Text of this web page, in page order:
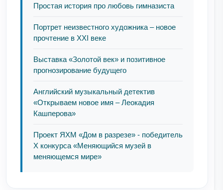
Простая история про любовь гимназиста
Портрет неизвестного художника – новое
прочтение в XXI веке
Выставка «Золотой век» и позитивное
прогнозирование будущего
Английский музыкальный детектив
«Открываем новое имя – Леокадия
Кашперова»
Проект ЯХМ «Дом в разрезе» - победитель
Х конкурса «Меняющийся музей в
меняющемся мире»